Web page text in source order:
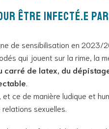
être infecté.e par
de sensibilisation en 2023/
qui jouent sur la rime, la
de latex, du
ce de manière ludique et
sexuelles.